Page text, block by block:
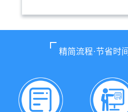
精简流程·节省时间